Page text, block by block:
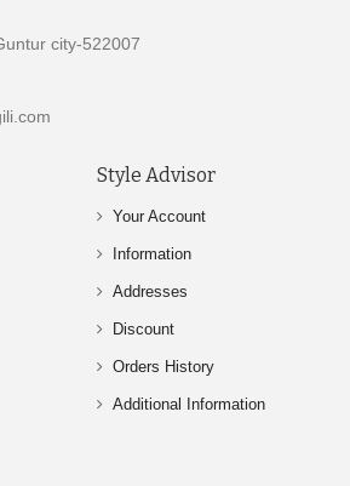
city-522007
Style Advisor
Your Account
Information
Addresses
Discount
Orders History
Additional Information